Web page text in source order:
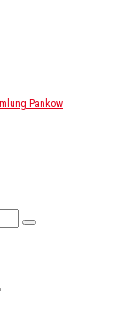
Pankow